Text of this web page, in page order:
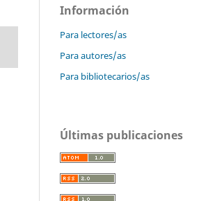
Información
Para lectores/as
Para autores/as
Para bibliotecarios/as
Últimas publicaciones